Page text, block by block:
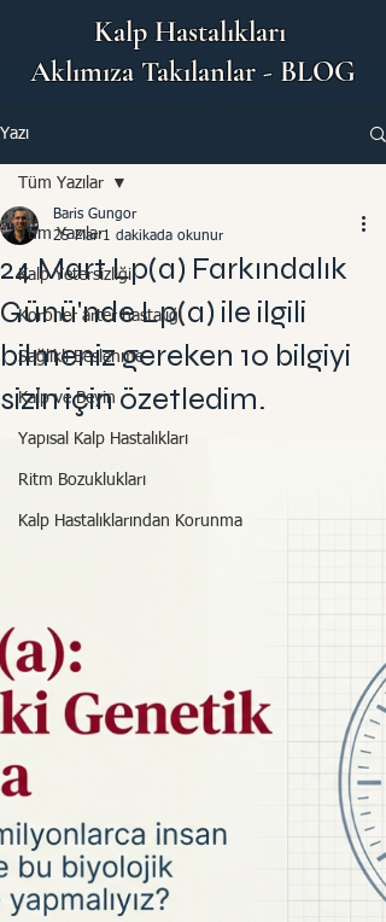
Kalp Hastalıkları
Aklımıza Takılanlar - BLOG
Yazı
Tüm Yazılar
Kalp Yetersizliği
Koroner arter hastalığı
Sağlıklı Beslenme
Kalp ve Beyin
Yapısal Kalp Hastalıkları
Ritm Bozuklukları
Kalp Hastalıklarından Korunma
Tüm Yazılar
24 Mart Lp(a) Farkındalık
Günü'nde Lp(a) ile ilgili
bilmeniz gereken 10 bilgiyi
sizin için özetledim.
Baris Gungor
25 Mar 1 dakikada okunur